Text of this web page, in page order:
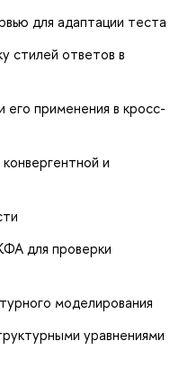
для адаптации теста
стилей ответов в
применения в кросс-
и
для проверки
моделирования
уравнениями